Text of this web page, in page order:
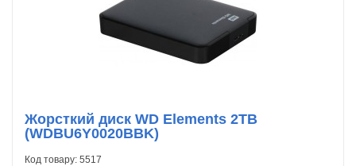
Жорсткий диск WD Elements 2TB
(WDBU6Y0020BBK)
Код товару: 5517